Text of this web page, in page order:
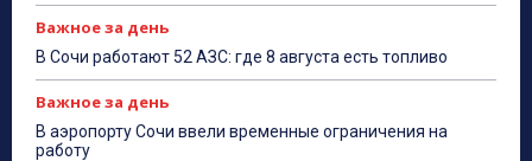
Важное за день
В Сочи работают 52 АЗС: где 8 августа есть топливо
Важное за день
В аэропорту Сочи ввели временные ограничения на
работу